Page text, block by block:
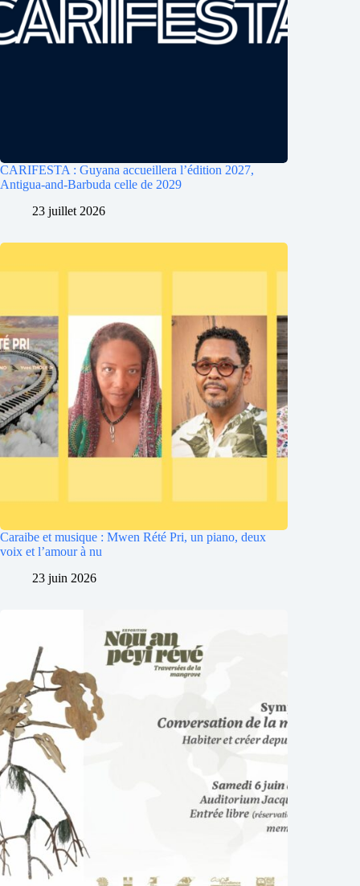
CARIFESTA : Guyana accueillera l’édition 2027,
Antigua-and-Barbuda celle de 2029
23 juillet 2026
Caraibe et musique : Mwen Rété Pri, un piano, deux
voix et l’amour à nu
23 juin 2026